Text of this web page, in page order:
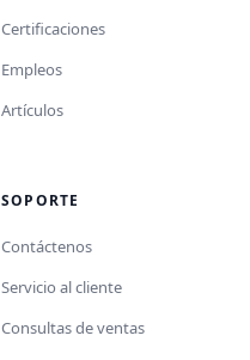
Certificaciones
Empleos
Artículos
SOPORTE
Contáctenos
Servicio al cliente
Consultas de ventas